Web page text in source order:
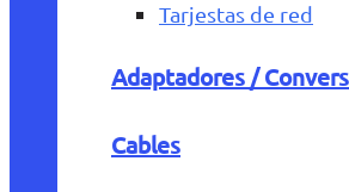
Tarjestas de red
Adaptadores /
Cables